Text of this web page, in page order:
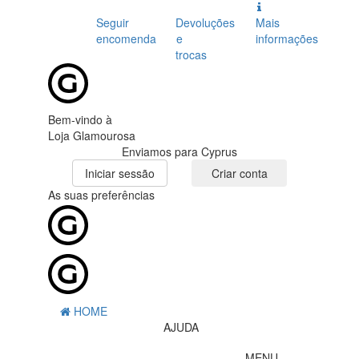
Seguir
encomenda
Devoluções
e
trocas
Mais
informações
Bem-vindo à
Loja Glamourosa
Enviamos para Cyprus
Iniciar sessão
Criar conta
As suas preferências
HOME
AJUDA